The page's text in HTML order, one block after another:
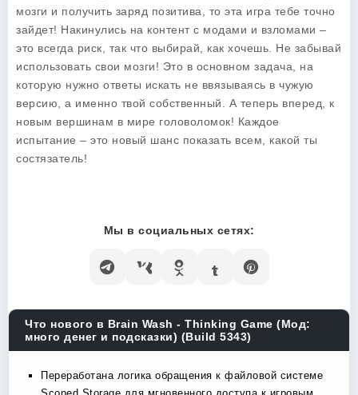
мозги и получить заряд позитива, то эта игра тебе точно
зайдет! Накинулись на контент с модами и взломами –
это всегда риск, так что выбирай, как хочешь. Не забывай
использовать свои мозги! Это в основном задача, на
которую нужно ответы искать не ввязываясь в чужую
версию, а именно твой собственный. А теперь вперед, к
новым вершинам в мире головоломок! Каждое
испытание – это новый шанс показать всем, какой ты
состязатель!
Мы в социальных сетях:
Что нового в Brain Wash - Thinking Game (Мод:
много денег и подсказки) (Build 5343)
Переработана логика обращения к файловой системе